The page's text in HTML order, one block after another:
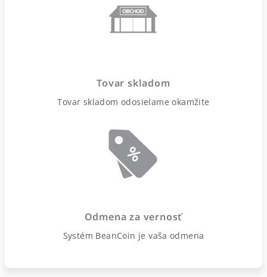
Tovar skladom
Tovar skladom odosielame okamžite
Odmena za vernosť
Systém BeanCoin je vaša odmena